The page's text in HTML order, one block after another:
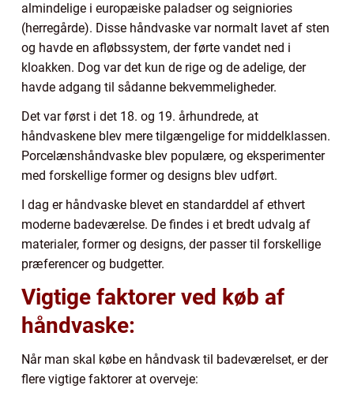
almindelige i europæiske paladser og seigniories
(herregårde). Disse håndvaske var normalt lavet af sten
og havde en afløbssystem, der førte vandet ned i
kloakken. Dog var det kun de rige og de adelige, der
havde adgang til sådanne bekvemmeligheder.
Det var først i det 18. og 19. århundrede, at
håndvaskene blev mere tilgængelige for middelklassen.
Porcelænshåndvaske blev populære, og eksperimenter
med forskellige former og designs blev udført.
I dag er håndvaske blevet en standarddel af ethvert
moderne badeværelse. De findes i et bredt udvalg af
materialer, former og designs, der passer til forskellige
præferencer og budgetter.
Vigtige faktorer ved køb af
håndvaske:
Når man skal købe en håndvask til badeværelset, er der
flere vigtige faktorer at overveje: